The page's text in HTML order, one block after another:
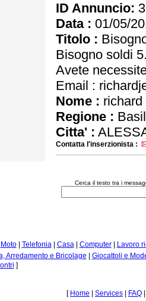
ID Annuncio:
Data : 01/05/
Titolo :
Bisogno soldi
Avete
Email :
Nome : richard
Regione :
Citta' :
Contatta l'inserzionista :
Cerca il testo tra i
Moto| Telefonia| Casa| Computer|
Lavoro
Arredamento e Bricolage
Giocattoli e
]
[ Home Services FAQ